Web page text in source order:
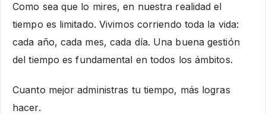
Como sea que lo mires, en nuestra realidad el
tiempo es limitado. Vivimos corriendo toda la vida:
cada año, cada mes, cada día. Una buenagestión
del tiempo es fundamental en todos los ámbitos.
Cuanto mejor administras tu tiempo, más logras
hacer.